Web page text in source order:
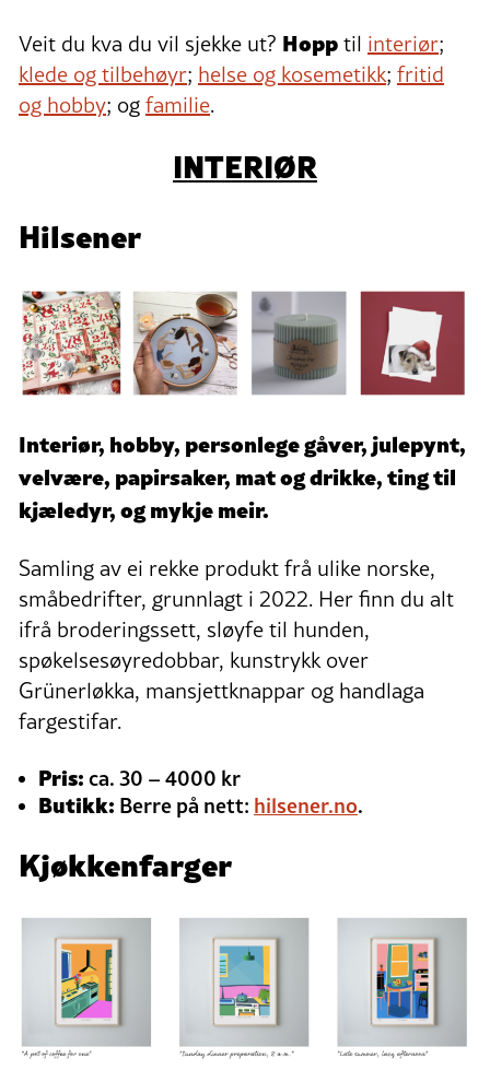
Veit du kva du vil sjekke ut? Hopptil interiør;
klede og tilbehøyr; helse og kosemetikk; fritid
og hobby; ogfamilie.
INTERIØR
Hilsener
Interiør, hobby, personlege gåver, julepynt,
velvære, papirsaker, mat og drikke, ting til
kjæledyr, og mykje meir.
Samling av ei rekke produkt frå ulike norske,
småbedrifter, grunnlagt i 2022. Her finn du alt
ifrå broderingssett, sløyfe til hunden,
spøkelsesøyredobbar, kunstrykk over
Grünerløkka, mansjettknappar og handlaga
fargestifar.
Pris:ca. 30 – 4000 kr
Butikk: Berre på nett: hilsener.no.
Kjøkkenfarger